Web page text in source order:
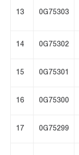
13 0G75303
14 0G75302
15 0G75301
16 0G75300
17 0G75299